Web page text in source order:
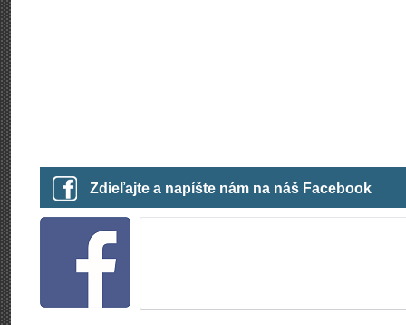
Zdieľajte a napíšte nám na náš Facebook